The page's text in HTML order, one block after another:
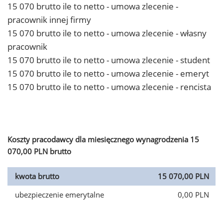
15 070 brutto ile to netto - umowa zlecenie -
pracownik innej firmy
15 070 brutto ile to netto - umowa zlecenie - własny
pracownik
15 070 brutto ile to netto - umowa zlecenie - student
15 070 brutto ile to netto - umowa zlecenie - emeryt
15 070 brutto ile to netto - umowa zlecenie - rencista
Koszty pracodawcy dla miesięcznego wynagrodzenia 15
070,00 PLN brutto
kwota brutto
15 070,00 PLN
ubezpieczenie emerytalne
0,00 PLN